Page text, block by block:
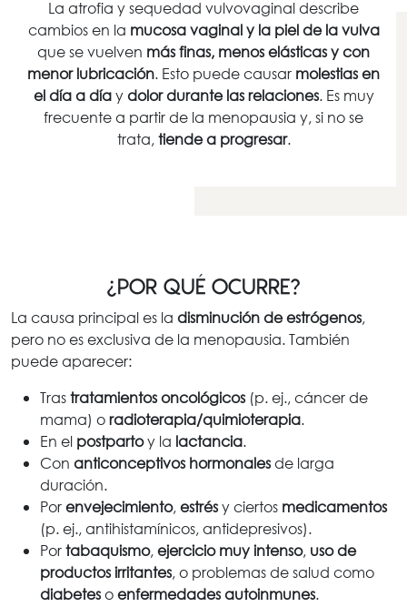
La atrofia y sequedad vulvovaginal describe
cambios en la mucosa vaginal y la piel de la vulva
que se vuelven más finas, menos elásticas y con
menor lubricación. Esto puede causar molestias en
el día a díaydolor durante las relaciones. Es muy
frecuente a partir de la menopausia y, si no se
trata,tiende a progresar.
¿Por qué ocurre?
La causa principal es la disminución de estrógenos,
pero no es exclusiva de la menopausia. También
puede aparecer:
Trastratamientos oncológicos (p. ej., cáncer de
mama) oradioterapia/quimioterapia.
En el postpartoy la lactancia.
Con anticonceptivos hormonalesde larga
duración.
Porenvejecimiento,estrésy ciertos medicamentos
(p. ej., antihistamínicos, antidepresivos).
Portabaquismo,ejercicio muy intenso, uso de
productos irritantes, o problemas de salud como
diabetesoenfermedades autoinmunes.